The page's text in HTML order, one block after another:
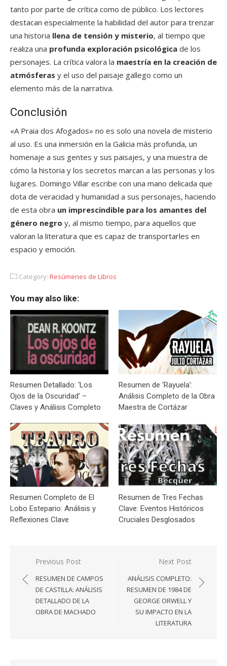
tanto por parte de crítica como de público. Los lectores
destacan especialmente la habilidad del autor para trenzar
una historia llena de tensión y misterio, al tiempo que
realiza una profunda exploración psicológica de los
personajes. La crítica valora la maestría en la creación de
atmósferas y el uso del paisaje gallego como un
elemento más de la narrativa.
Conclusión
«A Praia dos Afogados» no es solo una novela de misterio
al uso. Es una inmersión en la Galicia más profunda, un
homenaje a sus gentes y sus paisajes, y una muestra de
cómo la historia y los secretos marcan a las personas y los
lugares. Domingo Villar escribe con una mano delicada que
dota de veracidad y humanidad a sus personajes, haciendo
de esta obra un imprescindible para los amantes del
género negro y, al mismo tiempo, para aquellos que
valoran la literatura que es capaz de transportarles en
espacio y emoción.
Category: Resúmenes de Libros
You may also like:
Resumen Detallado: ‘Los
Ojos de la Oscuridad’ –
Claves y Análisis Completo
Resumen de ‘Rayuela’:
Análisis Completo de la Obra
Maestra de Cortázar
Resumen Completo de El
Lobo Estepario: Análisis y
Reflexiones Clave
Resumen de Tres Fechas
Clave: Eventos Históricos
Cruciales Desglosados
Navegación
de
entradas
Previous Post
RESUMEN DE CAMPOS
DE CASTILLA: ANÁLISIS
DETALLADO DE LA
OBRA DE MACHADO
Next Post
ANÁLISIS COMPLETO:
RESUMEN DE 1984 DE
GEORGE ORWELL Y
SU IMPACTO EN LA
LITERATURA